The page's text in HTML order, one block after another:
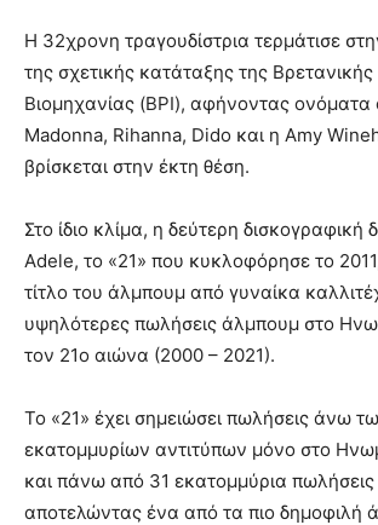
Η 32χρονη τραγουδίστρια τερμάτισε
της σχετικής κατάταξης της
Βιομηχανίας (BPI), αφήνοντας ονόματα
Madonna, Rihanna, Dido και η Amy
βρίσκεται στην έκτη θέση.
Στο ίδιο κλίμα, η δεύτερη δισκογραφική
Adele, το «21» που κυκλοφόρησε το
τίτλο του άλμπουμ από γυναίκα
υψηλότερες πωλήσεις άλμπουμ στο
τον 21ο αιώνα (2000 – 2021).
Το «21» έχει σημειώσει πωλήσεις άνω
εκατομμυρίων αντιτύπων μόνο στο
και πάνω από 31 εκατομμύρια πωλήσεις
αποτελώντας ένα από τα πιο δημοφιλή